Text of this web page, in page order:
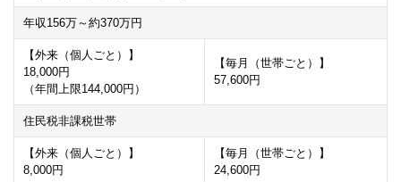
年収 156万～約370万円
【外来（個人ごと）】
18,000円
（年間上限144,000円）
【毎月（世帯ごと）】
57,600円
住民税非課税世帯
【外来（個人ごと）】
8,000円
【毎月（世帯ごと）】
24,600円